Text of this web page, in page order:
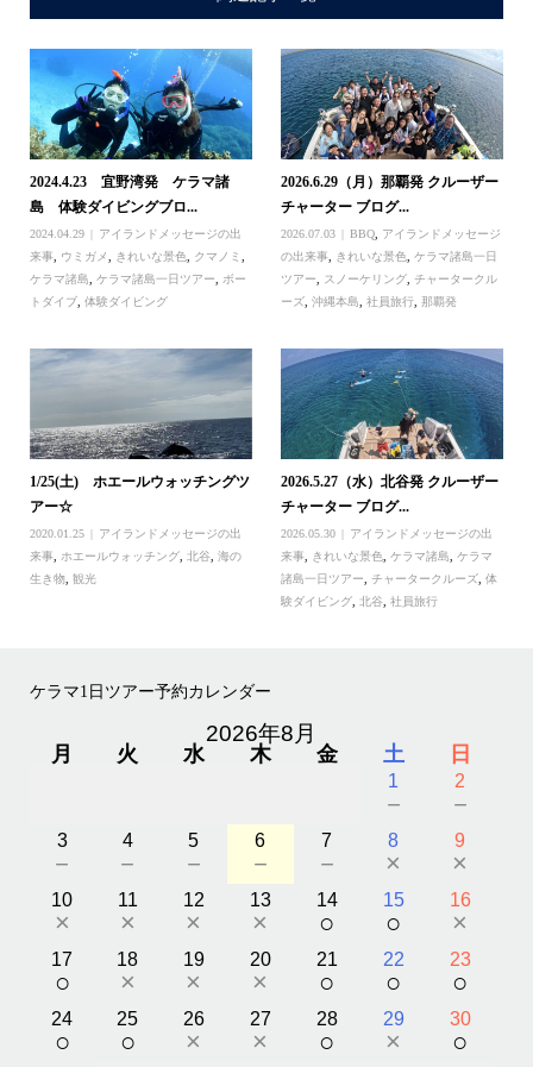
2024.4.23 宜野湾発 ケラマ諸
島 体験ダイビングブロ...
2024.04.29
アイランドメッセージの出
来事, ウミガメ きれいな景色 クマノミ
ケラマ諸島
ケラマ諸島一日ツアー
ボー
トダイブ, 体験ダイビング
2026.6.29（月）那覇発 クルーザー
チャーター ブログ...
2026.07.03 BBQ
アイランドメッセージ
の出来事
きれいな景色 ,ケラマ諸島一日
ツアー
スノーケリング ,チャータークル
ーズ ,沖縄本島 ,社員旅行 ,那覇発
1/25(土) ホエールウォッチングツ
アー☆
2020.01.25
アイランドメッセージの出
来事, ホエールウォッチング, 北谷, 海の
生き物, 観光
2026.5.27（水）北谷発 クルーザー
チャーター ブログ...
2026.05.30
アイランドメッセージの出
来事, きれいな景色,ケラマ諸島,ケラマ
諸島一日ツアー,チャータークルーズ,体
験ダイビング,北谷,社員旅行
ケラマ1日ツアー予約カレンダー
2026年8月
月 火 水 木 金 土 日
1
－
2
－
3
－
4
－
5
－
6
－
7
－
8
×
9
×
10
×
11
×
12
×
13
×
14
○
15
○
16
×
17
○
18
×
19
×
20
×
21
○
22
○
23
○
24
○
25
○
26
×
27
×
28
○
29
×
30
○